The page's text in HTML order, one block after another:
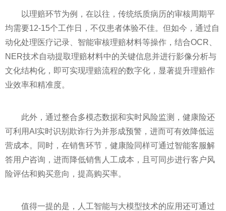
以理赔环节为例，在以往，传统纸质病历的审核周期平
均需要12-15个工作日，不仅患者体验不佳。但如今，通过自
动化处理医疗记录、智能审核理赔材料等操作，结合OCR、
NER技术自动提取理赔材料中的关键信息并进行影像分析与
文化结构化，即可实现理赔流程的数字化，显著提升理赔作
业效率和精准度。
此外，通过整合多模态数据和实时风险监测，健康险还
可利用AI实时识别欺诈行为并形成预警，进而可有效降低运
营成本。同时，在销售环节，健康险同样可通过智能客服解
答用户咨询，进而降低销售人工成本，且可同步进行客户风
险评估和购买意向，提高购买率。
值得一提的是，人工智能与大模型技术的应用还可通过